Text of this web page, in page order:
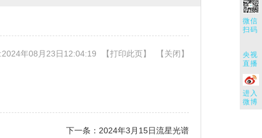
微信
扫码
央视
直播
进入
微博
年08月23日12:04:19 【打印此页】 【关闭】
下一条： 2024年3月15日流星光谱